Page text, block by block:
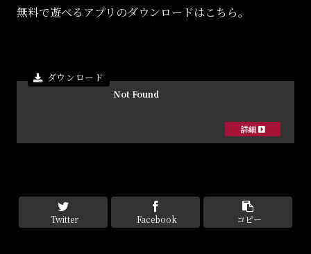
無料で遊べるアプリのダウンロードはこちら。
Not Found
Twitter Facebook コピー